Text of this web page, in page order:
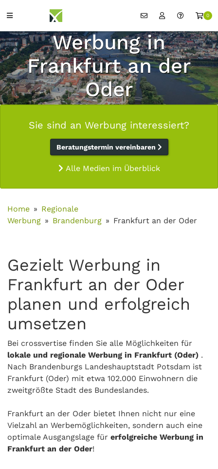
0
Werbung in
Frankfurt an der
Oder
Sie sind an Werbung interessiert?
Beratungstermin vereinbaren
Alle Medien im Überblick
Home
Regionale
Werbung
Brandenburg Frankfurt an der Oder
Gezielt Werbung in
Frankfurt an der Oder
planen und erfolgreich
umsetzen
Bei crossvertise finden Sie alle Möglichkeiten für
lokale und regionale Werbung in Frankfurt (Oder) .
Nach Brandenburgs Landeshauptstadt Potsdam ist
Frankfurt (Oder) mit etwa 102.000 Einwohnern die
zweitgrößte Stadt des Bundeslandes.
Frankfurt an der Oder bietet Ihnen nicht nur eine
Vielzahl an Werbemöglichkeiten, sondern auch eine
optimale Ausgangslage für erfolgreiche Werbung in
Frankfurt an der Oder!